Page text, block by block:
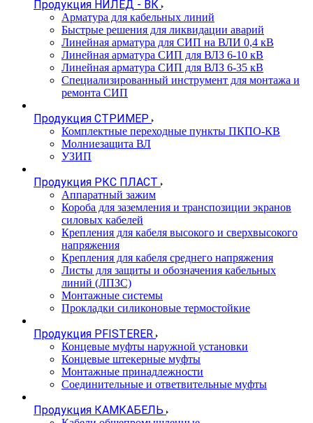
Продукция НИЛЕД - ВК
Арматура для кабельных линий
Быстрые решения для ликвидации аварий
Линейная арматура для СИП на ВЛИ 0,4 кВ
Линейная арматура СИП для ВЛЗ 6-10 кВ
Линейная арматура СИП для ВЛЗ 6-35 кВ
Специализированный инструмент для монтажа и
ремонта СИП
Продукция СТРИМЕР
Комплектные переходные пункты ПКПО-КВ
Молниезащита ВЛ
УЗИП
Продукция РКС ПЛАСТ
Аппаратный зажим
Короба для заземления и транспозиции экранов
силовых кабелей
Крепления для кабеля высокого и сверхвысокого
напряжения
Крепления для кабеля среднего напряжения
Листы для защиты и обозначения кабельных
линий (ЛПЗС)
Монтажные системы
Прокладки силиконовые термостойкие
Продукция PFISTERER
Концевые муфты наружной установки
Концевые штекерные муфты
Монтажные принадлежности
Соединительные и ответвительные муфты
Продукция КАМКАБЕЛЬ